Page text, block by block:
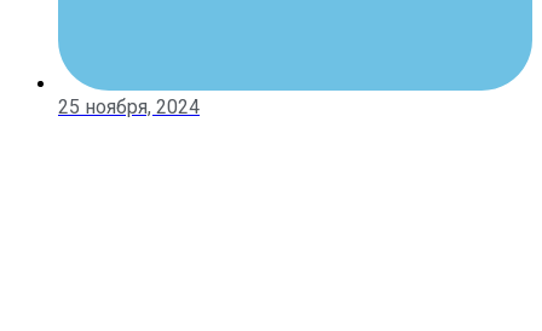
25 ноября, 2024